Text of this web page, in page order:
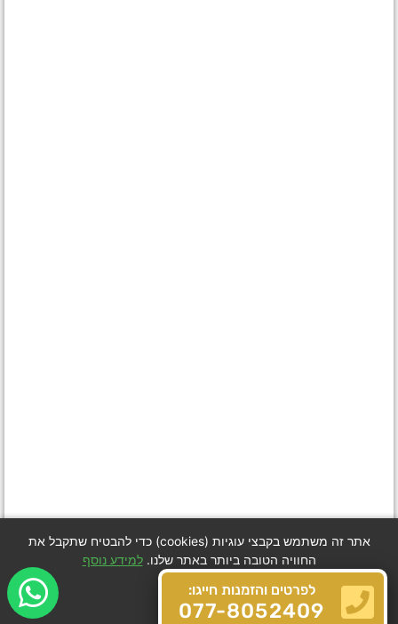
אתר זה משתמש בקבצי עוגיות (cookies) כדי להבטיח שתקבל את
החוויה הטובה ביותר באתר שלנו.למידע נוסף
Got it
לפרטים והזמנות חייגו:
077-8052409